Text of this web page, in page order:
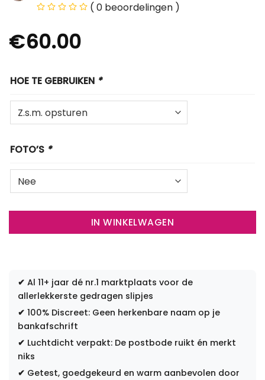
( 0 beoordelingen )
€60.00
HOE TE GEBRUIKEN *
FOTO’S *
IN WINKELWAGEN
✔ Al 11+ jaar dé nr.1 marktplaats voor de
allerlekkerste gedragen slipjes
✔ 100% Discreet: Geen herkenbare naam op je
bankafschrift
✔ Luchtdicht verpakt: De postbode ruikt én merkt
niks
✔ Getest, goedgekeurd en warm aanbevolen door